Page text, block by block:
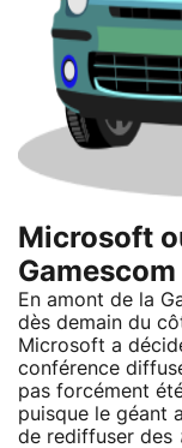
Microsoft
En amont de la
dès demain du
Microsoft a
conférence
pas forcément
puisque le géant
de rediffuser des